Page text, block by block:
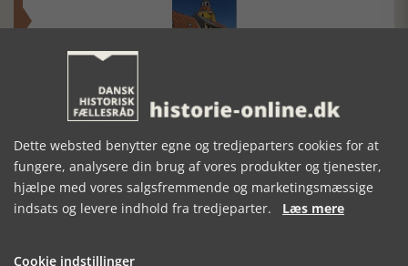
Historisk festival i Faaborg
FOBURGH Faaborg Internationale Historie Festival 2026 30.
Dette websted benytter egne og tredjeparters cookies for at
fungere, analysere din brug af vores produkter og tjenester,
hjælpe med vores salgsfremmende og marketingsmæssige
indsats og levere indhold fra tredjeparter. Læs mere
Cookie indstillinger